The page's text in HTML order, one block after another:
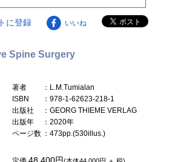
に登録 いいね
Spine Surgery
著者
：L.M.Tumialan
ISBN
：978-1-62623-218-1
出版社
：GEORG THIEME VERLAG
出版年
：2020年
ページ数 ：473pp.(530illus.)